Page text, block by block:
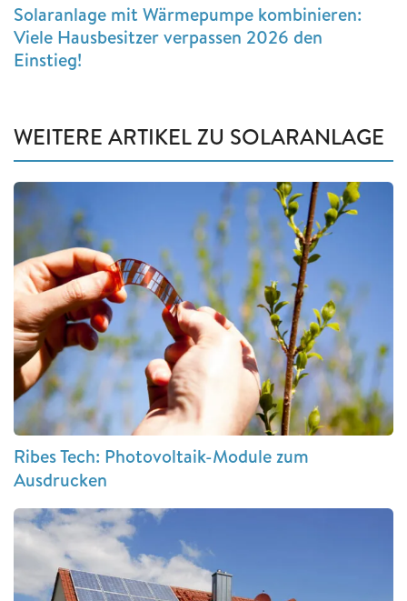
Solaranlage mit Wärmepumpe kombinieren:
Viele Hausbesitzer verpassen 2026 den
Einstieg!
WEITERE ARTIKEL ZU SOLARANLAGE
Ribes Tech: Photovoltaik-Module zum
Ausdrucken